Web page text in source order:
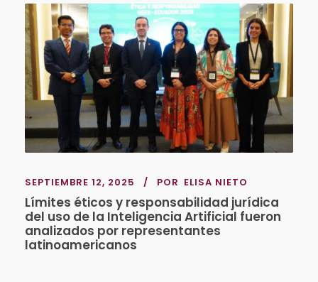
SEPTIEMBRE 12, 2025 POR ELISA NIETO
Límites éticos y responsabilidad jurídica
del uso de la Inteligencia Artificial fueron
analizados por representantes
latinoamericanos